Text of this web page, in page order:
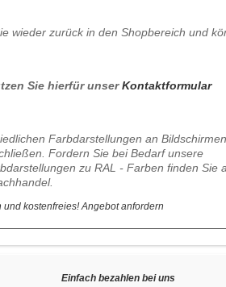
wieder zurück in den Shopbereich und
Sie hierfür unserKontaktformular
Farbdarstellungen an Bildschirmen
Fordern Sie bei Bedarf unsere
zu RAL - Farben finden Sie
Einfach bezahlen bei uns